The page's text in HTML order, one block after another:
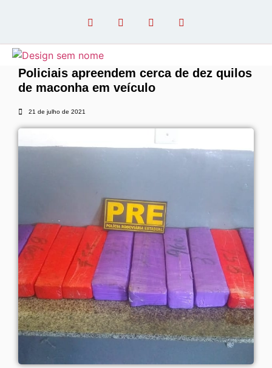
Policiais apreendem cerca de dez quilos
de maconha em veículo
21 de julho de 2021